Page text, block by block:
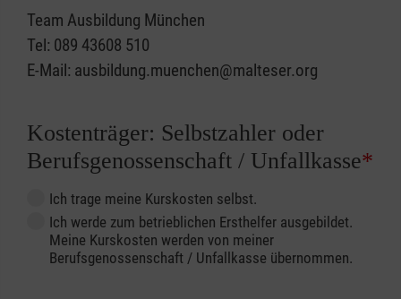
Team Ausbildung München
Tel: 089 43608 510
E-Mail: ausbildung.muenchen@malteser.org
Kostenträger: Selbstzahler oder
Berufsgenossenschaft / Unfallkasse*
Ich trage meine Kurskosten selbst.
Ich werde zum betrieblichen Ersthelfer ausgebildet.
Meine Kurskosten werden von meiner
Berufsgenossenschaft / Unfallkasse übernommen.